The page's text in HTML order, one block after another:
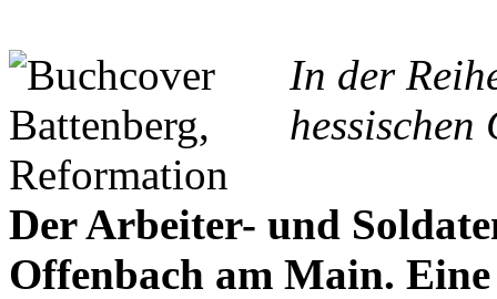
In der
hessischen
Der Arbeiter- und
Offenbach am Main.